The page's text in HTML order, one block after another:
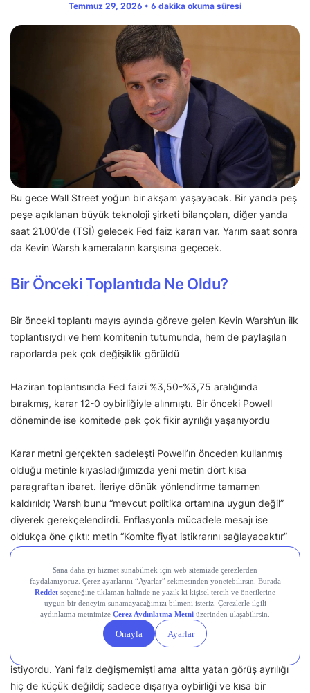
Temmuz 29, 2026 • 6 dakika okuma süresi
Bu gece Wall Street yoğun bir akşam yaşayacak. Bir yanda peş
peşe açıklanan büyük teknoloji şirketi bilançoları, diğer yanda
saat 21.00’de (TSİ) gelecek Fed faiz kararı var. Yarım saat sonra
da Kevin Warsh kameraların karşısına geçecek.
Bir Önceki Toplantıda Ne Oldu?
Bir önceki toplantı mayıs ayında göreve gelen Kevin Warsh’un ilk
toplantısıydı ve hem komitenin tutumunda, hem de paylaşılan
raporlarda pek çok değişiklik görüldü
Haziran toplantısında Fed faizi %3,50-%3,75 aralığında
bırakmış, karar 12-0 oybirliğiyle alınmıştı. Bir önceki Powell
döneminde ise komitede pek çok fikir ayrılığı yaşanıyordu
Karar metni gerçekten sadeleşti Powell’ın önceden kullanmış
olduğu metinle kıyasladığımızda yeni metin dört kısa
paragraftan ibaret. İleriye dönük yönlendirme tamamen
kaldırıldı; Warsh bunu “mevcut politika ortamına uygun değil”
diyerek gerekçelendirdi. Enflasyonla mücadele mesajı ise
oldukça öne çıktı: metin “Komite fiyat istikrarını sağlayacaktır”
gibi net bir taahhütle bitiyor.
Asıl çarpıcı nokta ise nokta haritasında (dot-plot) gizli: Warsh
kendi projeksiyonunu sunmadı (2012’den beri bunu yapmayan
ilk başkan), ama kendi ifadesiyle komite yıl sonu faiz beklentisi
konusunda tam ortadan ikiye bölünmüş durumdaydı. Yarısı
mevcut seviye veya daha düşük, kalan yarısı ise daha yüksek
istiyordu. Yani faiz değişmemişti ama altta yatan görüş ayrılığı
hiç de küçük değildi; sadece dışarıya oybirliği ve kısa bir